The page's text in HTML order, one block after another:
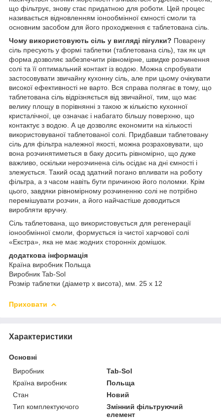
що фільтрує, знову стає придатною для роботи. Цей процес
називається відновленням іонообмінної ємності смоли та
основним засобом для його проходження є таблетована сіль.
Чому використовують сіль у вигляді пігулки? Поварену
сіль пресують у формі таблетки (таблетована сіль), так як ця
форма дозволяє забезпечити рівномірне, швидке розчинення
солі та її оптимальний контакт із водою. Можна спробувати
застосовувати звичайну кухонну сіль, але при цьому очікувати
високої ефективності не варто. Вся справа полягає в тому, що
таблетована сіль відрізняється від звичайної, тим, що має
велику площу в порівнянні з такою ж кількістю кухонної
кристалічної, це означає і набагато більшу поверхню, що
контактує з водою. А це дозволяє економити на кількості
використовуваної таблетованої солі. Придбавши таблетовану
сіль для фільтра належної якості, можна розраховувати, що
вона розчинятиметься в баку досить рівномірно, що дуже
важливо, оскільки нерозчинена сіль осідає на дні ємності і
злежується. Такий осад здатний погано впливати на роботу
фільтра, а з часом навіть бути причиною його поломки. Крім
цього, завдяки рівномірному розчиненню солі не потрібно
перемішувати розчин, а його найчастіше доводиться
виробляти вручну.
Сіль таблетована, що використовується для регенерації
іонообмінної смоли, формується із чистої харчової солі
«Екстра», яка не має жодних сторонніх домішок.
додаткова інформація
Країна виробник Польща
Виробник Tab-Sol
Розмір таблетки (діаметр x висота), мм. 25 х 12
Приховати
Характеристики
Основні
Виробник
Tab-Sol
Країна виробник
Польща
Стан
Новий
Тип комплектуючого
Змінний фільтруючий
елемент